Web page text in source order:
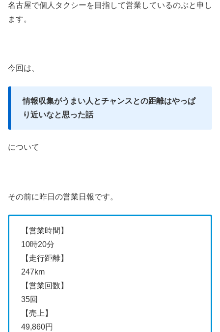
名古屋で個人タクシーを目指して営業しているのぶと申し
ます。
今回は、
情報収集がうまい人とチャンスとの距離はやっぱ
り近いなと思った話
について
その前に昨日の営業日報です。
【営業時間】
10時20分
【走行距離】
247km
【営業回数】
35回
【売上】
49,860円